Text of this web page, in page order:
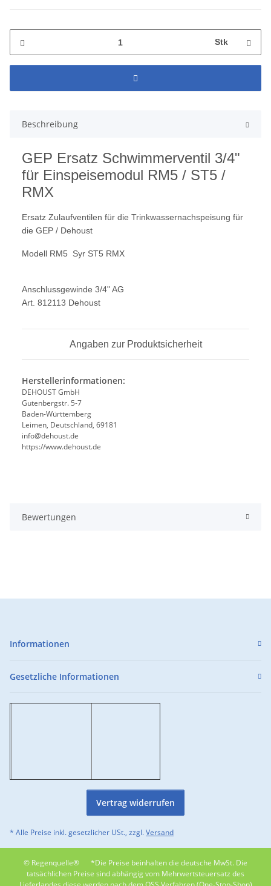
Stk
Beschreibung
GEP Ersatz Schwimmerventil 3/4"
für Einspeisemodul RM5 / ST5 /
RMX
Ersatz Zulaufventilen für die Trinkwassernachspeisung für
die GEP / Dehoust
Modell RM5 Syr ST5 RMX
Anschlussgewinde 3/4" AG
Art. 812113 Dehoust
Angaben zur Produktsicherheit
Herstellerinformationen:
DEHOUST GmbH
Gutenbergstr. 5-7
Baden-Württemberg
Leimen, Deutschland, 69181
info@dehoust.de
https://www.dehoust.de
Bewertungen
Informationen
Gesetzliche Informationen
Vertrag widerrufen
* Alle Preise inkl. gesetzlicher USt., zzgl.Versand
© Regenquelle®
*Die Preise beinhalten die deutsche MwSt. Die
tatsächlichen Preise sind abhängig vom Mehrwertsteuersatz des